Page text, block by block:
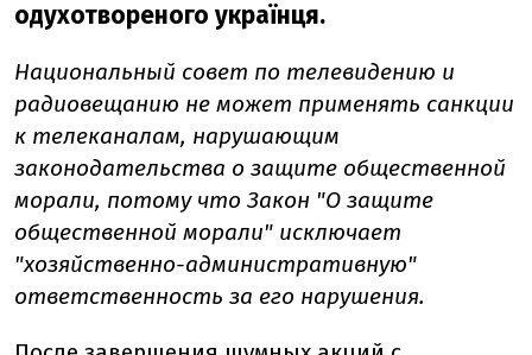
одухотвореного українця.
Национальный совет по телевидению и
радиовещанию не может применять санкции
к телеканалам, нарушающим
законодательства о защите общественной
морали, потому что Закон "О защите
общественной морали" исключает
"хозяйственно-административную"
ответственность за его нарушения.